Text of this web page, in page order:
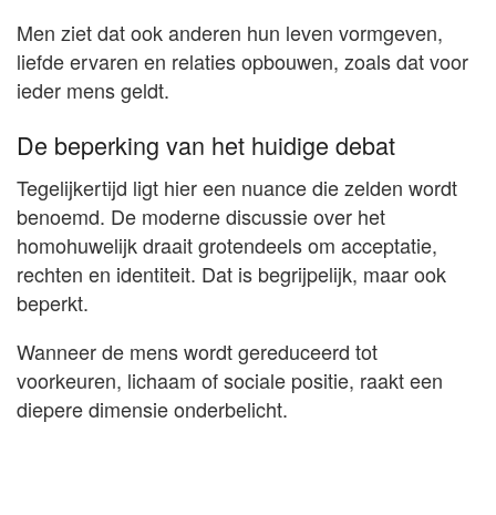
Men ziet dat ook anderen hun leven vormgeven,
liefde ervaren en relaties opbouwen, zoals dat voor
ieder mens geldt.
De beperking van het huidige debat
Tegelijkertijd ligt hier een nuance die zelden wordt
benoemd. De moderne discussie over het
homohuwelijk draait grotendeels om acceptatie,
rechten en identiteit. Dat is begrijpelijk, maar ook
beperkt.
Wanneer de mens wordt gereduceerd tot
voorkeuren, lichaam of sociale positie, raakt een
diepere dimensie onderbelicht.